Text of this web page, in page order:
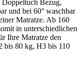
Bezug,
und bei 60° waschbar
Matratze. Ab 160
in unterschiedlichen
Ihre Matratze den
bis 80 kg, H3 bis 110